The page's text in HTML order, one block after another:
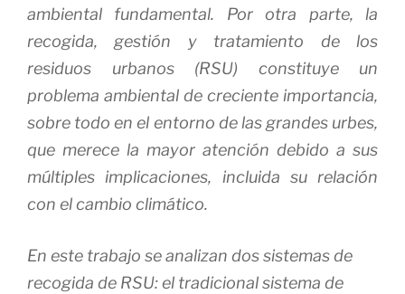
ambiental fundamental. Por otra parte, la
recogida, gestión y tratamiento de los
residuos urbanos (RSU) constituye un
problema ambiental de creciente importancia,
sobre todo en el entorno de las grandes urbes,
que merece la mayor atención debido a sus
múltiples implicaciones, incluida su relación
con el cambio climático.
En este trabajo se analizan dos sistemas de
recogida de RSU: el tradicional sistema de